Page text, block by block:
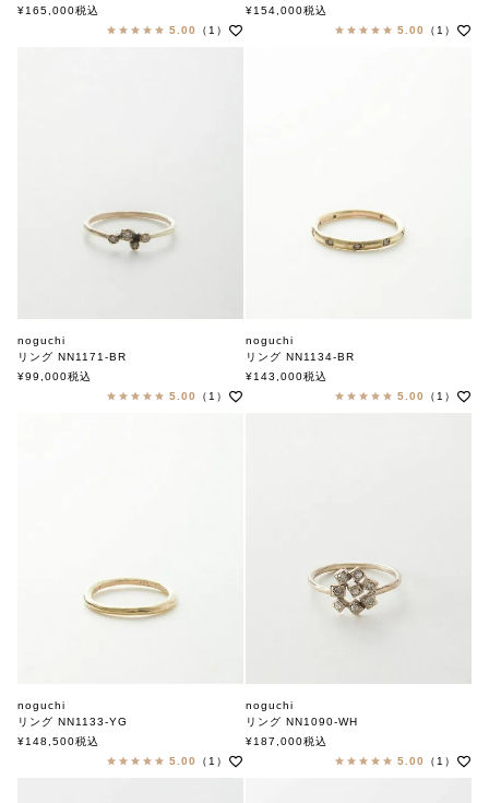
ノグチ
¥165,000税込
5.00
（1）
ノグチ
¥154,000税込
5.00
（1）
noguchi
リング NN1171-BR
ノグチ
¥99,000税込
5.00
（1）
noguchi
リング NN1134-BR
ノグチ
¥143,000税込
5.00
（1）
noguchi
リング NN1133-YG
ノグチ
¥148,500税込
5.00
（1）
noguchi
リング NN1090-WH
ノグチ
¥187,000税込
5.00
（1）